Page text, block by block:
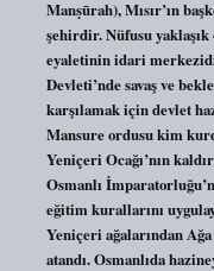
Manṣūrah), Mısır’ın
şehirdir. Nüfusu yaklaşık
eyaletinin idari
Devleti’nde savaş ve
karşılamak için devlet
Mansure ordusu kim
Yeniçeri Ocağı’nın
Osmanlı
eğitim kurallarını
Yeniçeri ağalarından
atandı. Osmanlıda